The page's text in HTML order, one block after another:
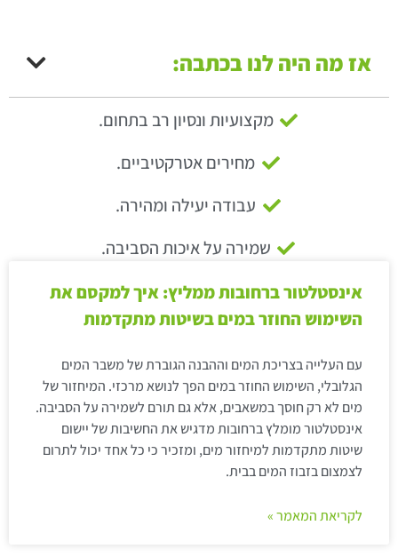
אז מה היה לנו בכתבה:
מקצועיות ונסיון רב בתחום.
מחירים אטרקטיביים.
עבודה יעילה ומהירה.
שמירה על איכות הסביבה.
אינסטלטור ברחובות ממליץ: איך למקסם את
השימוש החוזר במים בשיטות מתקדמות
עם העלייה בצריכת המים וההבנה הגוברת של משבר המים
הגלובלי, השימוש החוזר במים הפך לנושא מרכזי. המיחזור של
מים לא רק חוסך במשאבים, אלא גם תורם לשמירה על הסביבה.
אינסטלטור מומלץ ברחובות מדגיש את החשיבות של יישום
שיטות מתקדמות למיחזור מים, ומזכיר כי כל אחד יכול לתרום
לצמצום בזבוז המים בבית.
לקריאת המאמר »